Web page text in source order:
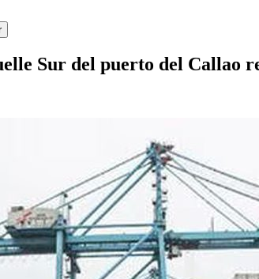
Sur del puerto del Callao